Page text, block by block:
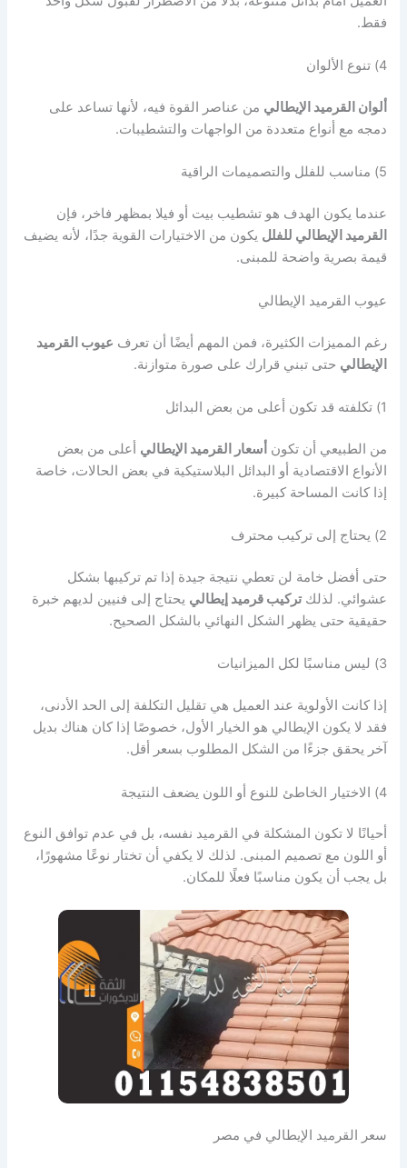
فقط.
4) تنوع الألوان
ألوان القرميد الإيطالي من عناصر القوة فيه، لأنها تساعد على
دمجه مع أنواع متعددة من الواجهات والتشطيبات.
5) مناسب للفلل والتصميمات الراقية
عندما يكون الهدف هو تشطيب بيت أو فيلا بمظهر فاخر، فإن
القرميد الإيطالي للفلل يكون من الاختيارات القوية جدًا، لأنه يضيف
قيمة بصرية واضحة للمبنى.
عيوب القرميد الإيطالي
رغم المميزات الكثيرة، فمن المهم أيضًا أن تعرف عيوب القرميد
الإيطالي حتى تبني قرارك على صورة متوازنة.
1) تكلفته قد تكون أعلى من بعض البدائل
من الطبيعي أن تكون أسعار القرميد الإيطالي أعلى من بعض
الأنواع الاقتصادية أو البدائل البلاستيكية في بعض الحالات، خاصة
إذا كانت المساحة كبيرة.
2) يحتاج إلى تركيب محترف
حتى أفضل خامة لن تعطي نتيجة جيدة إذا تم تركيبها بشكل
عشوائي. لذلكتركيب قرميد إيطالي يحتاج إلى فنيين لديهم خبرة
حقيقية حتى يظهر الشكل النهائي بالشكل الصحيح.
3) ليس مناسبًا لكل الميزانيات
إذا كانت الأولوية عند العميل هي تقليل التكلفة إلى الحد الأدنى،
فقد لا يكون الإيطالي هو الخيار الأول، خصوصًا إذا كان هناك بديل
آخر يحقق جزءًا من الشكل المطلوب بسعر أقل.
4) الاختيار الخاطئ للنوع أو اللون يضعف النتيجة
أحيانًا لا تكون المشكلة في القرميد نفسه، بل في عدم توافق النوع
أو اللون مع تصميم المبنى. لذلك لا يكفي أن تختار نوعًا مشهورًا،
بل يجب أن يكون مناسبًا فعلًا للمكان.
سعر القرميد الإيطالي في مصر